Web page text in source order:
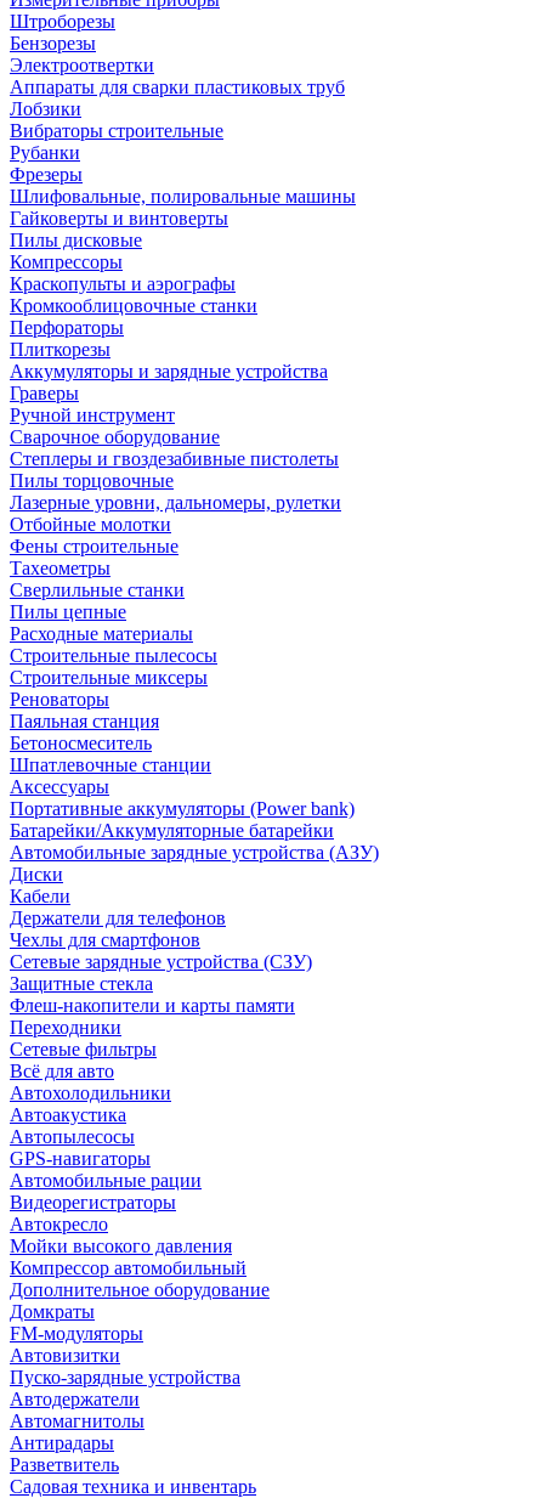
Штроборезы
Бензорезы
Электроотвертки
Аппараты для сварки пластиковых труб
Лобзики
Вибраторы строительные
Рубанки
Фрезеры
Шлифовальные, полировальные машины
Гайковерты и винтоверты
Пилы дисковые
Компрессоры
Краскопульты и аэрографы
Кромкооблицовочные станки
Перфораторы
Плиткорезы
Аккумуляторы и зарядные устройства
Граверы
Ручной инструмент
Сварочное оборудование
Степлеры и гвоздезабивные пистолеты
Пилы торцовочные
Лазерные уровни, дальномеры, рулетки
Отбойные молотки
Фены строительные
Тахеометры
Сверлильные станки
Пилы цепные
Расходные материалы
Строительные пылесосы
Строительные миксеры
Реноваторы
Паяльная станция
Бетоносмеситель
Шпатлевочные станции
Аксессуары
Портативные аккумуляторы (Power bank)
Батарейки/Аккумуляторные батарейки
Автомобильные зарядные устройства (АЗУ)
Диски
Кабели
Держатели для телефонов
Чехлы для смартфонов
Сетевые зарядные устройства (СЗУ)
Защитные стекла
Флеш-накопители и карты памяти
Переходники
Сетевые фильтры
Всё для авто
Автохолодильники
Автоакустика
Автопылесосы
GPS-навигаторы
Автомобильные рации
Видеорегистраторы
Автокресло
Мойки высокого давления
Компрессор автомобильный
Дополнительное оборудование
Домкраты
FM-модуляторы
Автовизитки
Пуско-зарядные устройства
Автодержатели
Автомагнитолы
Антирадары
Разветвитель
Садовая техника и инвентарь